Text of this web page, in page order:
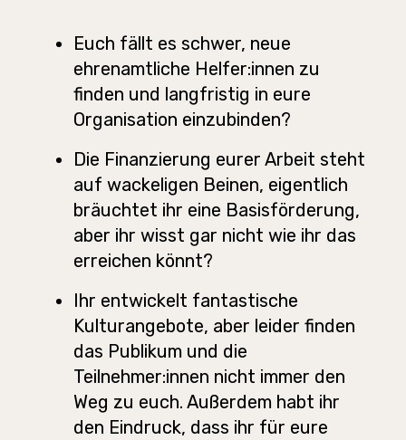
Euch fällt es schwer, neue
ehrenamtliche Helfer:innen zu
finden und langfristig in eure
Organisation einzubinden?
Die Finanzierung eurer Arbeit steht
auf wackeligen Beinen, eigentlich
bräuchtet ihr eine Basisförderung,
aber ihr wisst gar nicht wie ihr das
erreichen könnt?
Ihr entwickelt fantastische
Kulturangebote, aber leider finden
das Publikum und die
Teilnehmer:innen nicht immer den
Weg zu euch. Außerdem habt ihr
den Eindruck, dass ihr für eure